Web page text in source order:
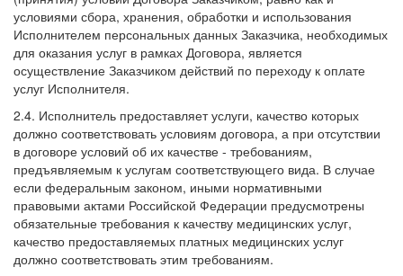
условиями сбора, хранения, обработки и использования
Исполнителем персональных данных Заказчика, необходимых
для оказания услуг в рамках Договора, является
осуществление Заказчиком действий по переходу к оплате
услуг Исполнителя.
2.4. Исполнитель предоставляет услуги, качество которых
должно соответствовать условиям договора, а при отсутствии
в договоре условий об их качестве - требованиям,
предъявляемым к услугам соответствующего вида. В случае
если федеральным законом, иными нормативными
правовыми актами Российской Федерации предусмотрены
обязательные требования к качеству медицинских услуг,
качество предоставляемых платных медицинских услуг
должно соответствовать этим требованиям.